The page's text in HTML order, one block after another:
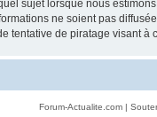
sujet lorsque nous
ne soient pas
tentative de piratage visant à
Forum-Actualite.com |